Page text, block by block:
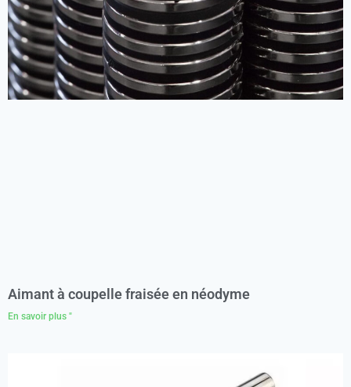
Aimant à coupelle fraisée en néodyme
En savoir plus "